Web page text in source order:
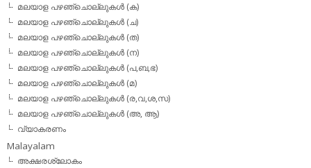
മലയാള പഴഞ്ചൊല്ലുകള്‍ (ക)
മലയാള പഴഞ്ചൊല്ലുകള്‍ (ച)
മലയാള പഴഞ്ചൊല്ലുകള്‍ (ത)
മലയാള പഴഞ്ചൊല്ലുകള്‍ (ന)
മലയാള പഴഞ്ചൊല്ലുകള്‍ (പ,ബ,ഭ)
മലയാള പഴഞ്ചൊല്ലുകള്‍ (മ)
മലയാള പഴഞ്ചൊല്ലുകള്‍ (ര,വ,ശ,സ)
മലയാള പഴഞ്ചൊല്ലുകൾ (അ, ആ)
വ്യാകരണം
Malayalam
അക്ഷരശ്ലോകം